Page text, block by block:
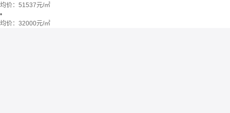
均价： 51537元/㎡
•
均价： 32000元/㎡